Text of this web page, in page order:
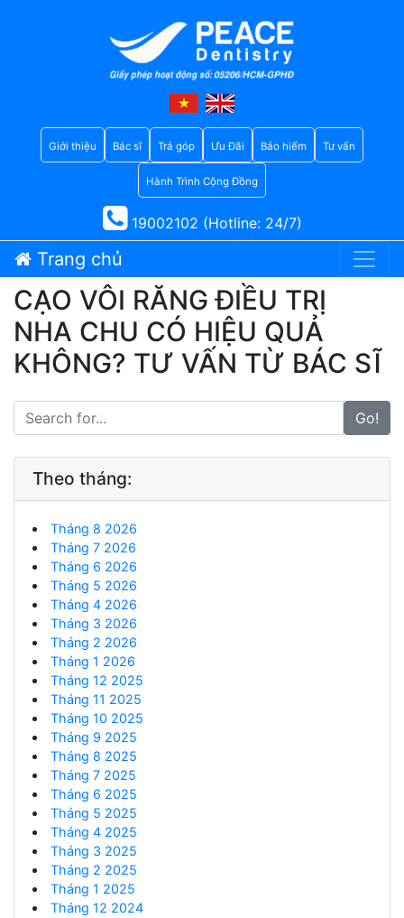
Giới thiệu Bác sĩ Trả góp Ưu Đãi Bảo hiểm Tư vấn
Hành Trình Cộng Đồng
19002102 (Hotline: 24/7)
Trang chủ
CẠO VÔI RĂNG ĐIỀU TRỊ
NHA CHU CÓ HIỆU QUẢ
KHÔNG? TƯ VẤN TỪ BÁC SĨ
Go!
Theo tháng:
Tháng 8 2026
Tháng 7 2026
Tháng 6 2026
Tháng 5 2026
Tháng 4 2026
Tháng 3 2026
Tháng 2 2026
Tháng 1 2026
Tháng 12 2025
Tháng 11 2025
Tháng 10 2025
Tháng 9 2025
Tháng 8 2025
Tháng 7 2025
Tháng 6 2025
Tháng 5 2025
Tháng 4 2025
Tháng 3 2025
Tháng 2 2025
Tháng 1 2025
Tháng 12 2024